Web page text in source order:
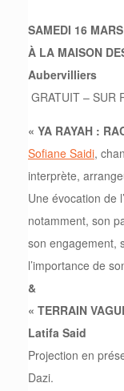
SAMEDI 16
À LA MAISON
Aubervilliers
GRATUIT – SUR
« YA RAYAH :
Sofiane Saidi,
interprète,
Une évocation de
notamment, son
son engagement,
l’importance de
&
« TERRAIN
Latifa Said
Projection en
Dazi.